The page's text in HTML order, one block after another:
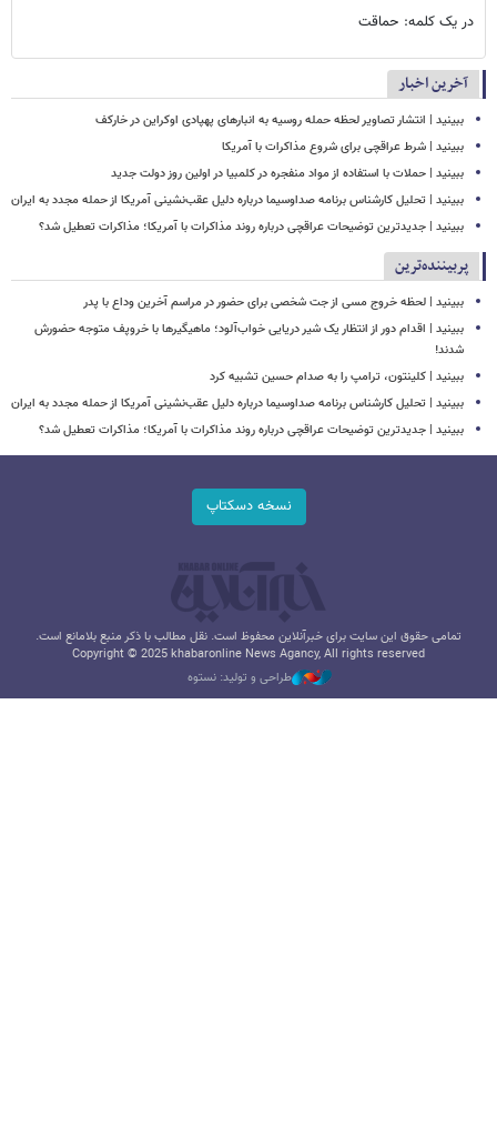
در یک کلمه: حماقت
آخرین اخبار
ببینید | انتشار تصاویر لحظه حمله روسیه به انبارهای پهپادی اوکراین در خارکف
ببینید | شرط عراقچی برای شروع مذاکرات با آمریکا
ببینید | حملات با استفاده از مواد منفجره در کلمبیا در اولین روز دولت جدید
ببینید | تحلیل کارشناس برنامه صداوسیما درباره دلیل عقب‌نشینی آمریکا از حمله مجدد به ایران
ببینید | جدیدترین توضیحات عراقچی درباره روند مذاکرات با آمریکا؛ مذاکرات تعطیل شد؟
پربیننده‌ترین
ببینید | لحظه خروج مسی از جت شخصی برای حضور در مراسم آخرین وداع با پدر
ببینید | اقدام دور از انتظار یک شیر دریایی خواب‌آلود؛ ماهیگیرها با خروپف متوجه حضورش
شدند!
ببینید | کلینتون، ترامپ را به صدام حسین تشبیه کرد
ببینید | تحلیل کارشناس برنامه صداوسیما درباره دلیل عقب‌نشینی آمریکا از حمله مجدد به ایران
ببینید | جدیدترین توضیحات عراقچی درباره روند مذاکرات با آمریکا؛ مذاکرات تعطیل شد؟
نسخه دسکتاپ
تمامی حقوق این سایت برای خبرآنلاین محفوظ است. نقل مطالب با ذکر منبع بلامانع است.
Copyright © 2025 khabaronline News Agancy, All rights reserved
طراحی و تولید: نستوه